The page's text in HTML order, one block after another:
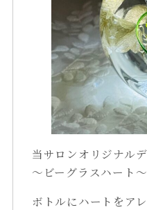
当サロンオリジナ
～ビーグラスハート～
ボトルにハートをア